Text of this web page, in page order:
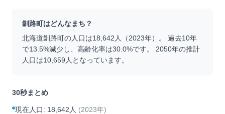
釧路町はどんなまち？
北海道釧路町の人口は18,642 人（2023年）。 過去10年
で13.5%減少し、高齢化率は30.0%です。 2050年の推計
人口は10,659 人となっています。
30秒まとめ
現在人口: 18,642人 (2023年)